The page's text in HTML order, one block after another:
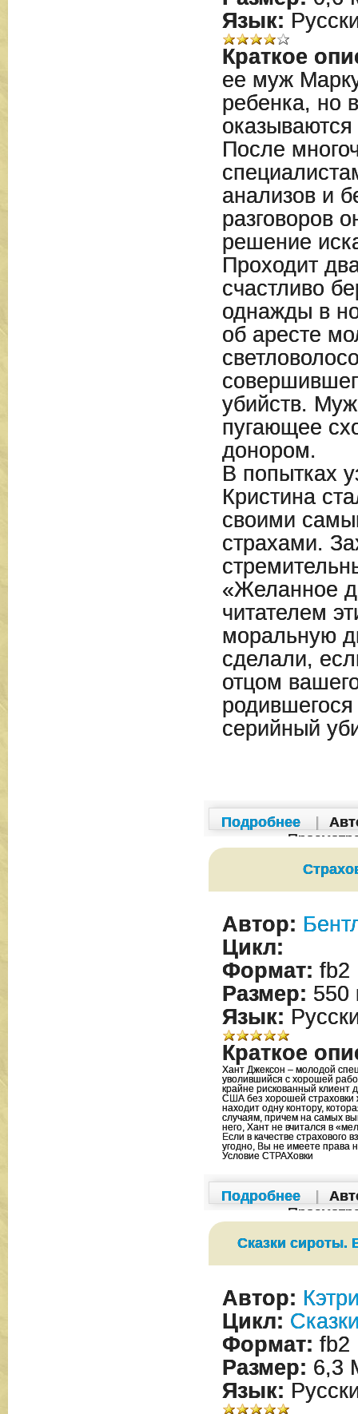
Язык:
Краткое
ее муж
ребенка, но
оказываются
После
анализов и
разговоров
решение
Проходит
счастливо
однажды в
об аресте
убийств.
пугающее
донором.
В попытках
Кристина
своими
страхами.
«Желанное
читателем
моральную
сделали,
отцом
серийный
Подробнее
Автор:
Цикл:
Формат: fb2
Размер: 550
Язык:
Краткое
Хант Джексон – молодой
уволившийся с хорошей
крайне рискованный клиент
США без хорошей страховки
находит одну контору,
случаям, причем на самых
него, Хант не вчитался в
Если в качестве страхового
угодно, Вы не имеете права
Условие СТРАХовки
Подробнее
Сказки сироты.
Автор:
Цикл:
Формат: fb2
Размер: 6,3
Язык: